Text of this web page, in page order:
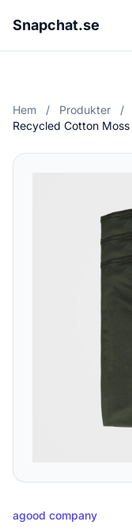
Snapchat.se
Hem / Produkter /
Recycled Cotton
agood company